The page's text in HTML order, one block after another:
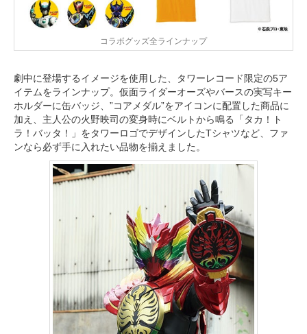
コラボグッズ全ラインナップ
劇中に登場するイメージを使用した、タワーレコード限定の5ア
イテムをラインナップ。仮面ライダーオーズやバースの実写キー
ホルダーに缶バッジ、”コアメダル”をアイコンに配置した商品に
加え、主人公の火野映司の変身時にベルトから鳴る「タカ！ト
ラ！バッタ！」をタワーロゴでデザインしたTシャツなど、ファ
ンなら必ず手に入れたい品物を揃えました。